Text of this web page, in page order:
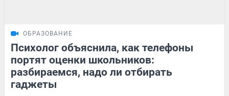
ОБРАЗОВАНИЕ
Психолог объяснила, как телефоны
портят оценки школьников:
разбираемся, надо ли отбирать
гаджеты